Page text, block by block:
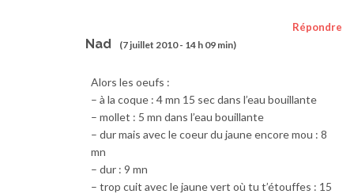
Nad (7 juillet 2010 - 14 h 09 min)
Répondre
Alors les oeufs :
– à la coque : 4 mn 15 sec dans l’eau bouillante
– mollet : 5 mn dans l’eau bouillante
– dur mais avec le coeur du jaune encore mou : 8
mn
– dur : 9 mn
– trop cuit avec le jaune vert où tu t’étouffes : 15